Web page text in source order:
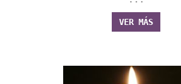
VER MÁS